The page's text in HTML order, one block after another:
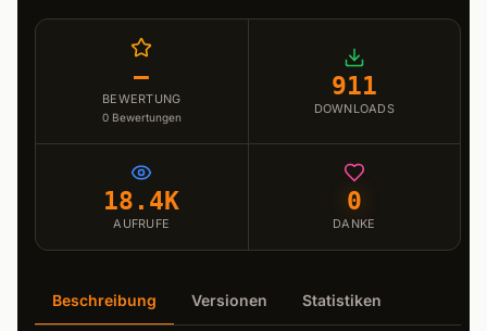
–
BEWERTUNG
0 Bewertungen
911
DOWNLOADS
18.4K
AUFRUFE
0
DANKE
Beschreibung Versionen Statistiken